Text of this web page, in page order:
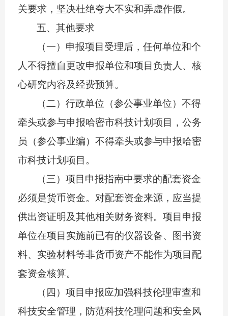
关要求，坚决杜绝夸大不实和弄虚作假。
五、其他要求
（一）申报项目受理后，任何单位和个
人不得擅自更改申报单位和项目负责人、核
心研究内容及经费预算。
（二）行政单位（参公事业单位）不得
牵头或参与申报哈密市科技计划项目，公务
员（参公事业编）不得牵头或参与申报哈密
市科技计划项目。
（三）项目 申报指南中要求的配套资金
必须是货币资金。对配套资金来源，应当提
供出资证明及其他相关财务资料。项目申报
单位在项目实施前已有的仪器设备、图书资
料、实验材料等非货币资产不能作为项目配
套资金核算。
（四）项目申报应加强科技伦理审查和
科技安全管理，防范科技伦理问题和安全风